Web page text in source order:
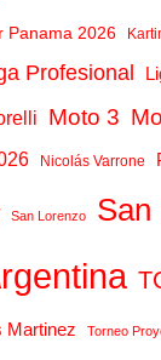
Panama 2026
Profesional
Moto 3
Nicolás Varrone
San Lorenzo San
Martinez Torneo